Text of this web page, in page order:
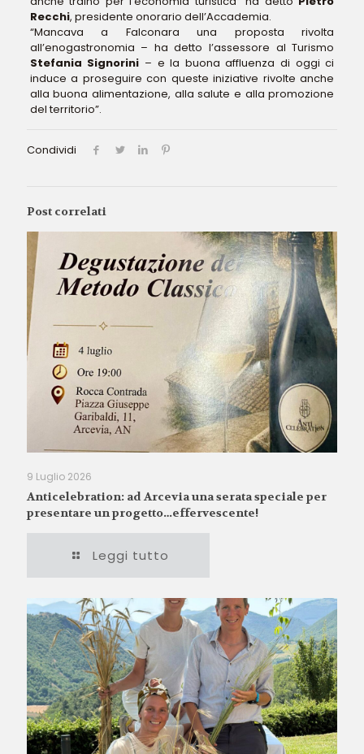
Recchi, presidente onorario dell’Accademia.
“Mancava a Falconara una proposta rivolta
all’enogastronomia – ha detto l’assessore al Turismo
Stefania Signorini – e la buona affluenza di oggi ci
induce a proseguire con queste iniziative rivolte anche
alla buona alimentazione, alla salute e alla promozione
del territorio”.
Condividi
Post correlati
9 Luglio 2026
Anticelebration: ad Arcevia una serata speciale per
presentare un progetto…effervescente!
Leggi tutto